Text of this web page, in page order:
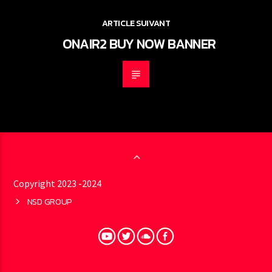
ARTICLE SUIVANT
ONAIR2 BUY NOW BANNER
Copyright 2023 -2024
NSD GROUP